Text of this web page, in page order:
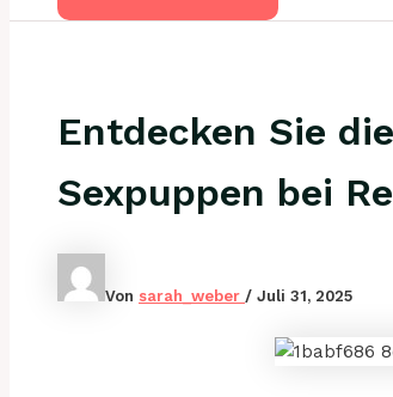
Entdecken Sie
Sexpuppen bei
Von sarah_weber / Juli 31, 2025